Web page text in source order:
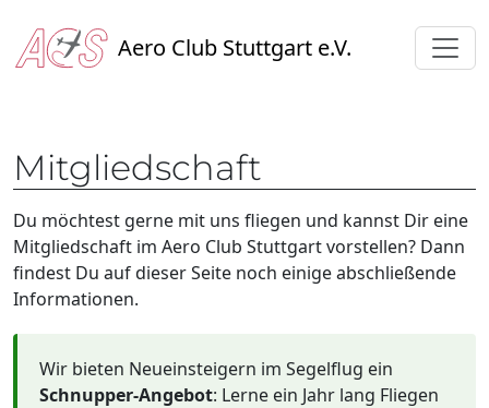
Aero Club Stuttgart e.V.
Mitgliedschaft
Du möchtest gerne mit uns fliegen und kannst Dir eine
Mitgliedschaft im Aero Club Stuttgart vorstellen? Dann
findest Du auf dieser Seite noch einige abschließende
Informationen.
Wir bieten Neueinsteigern im Segelflug ein
Schnupper-Angebot: Lerne ein Jahr lang Fliegen